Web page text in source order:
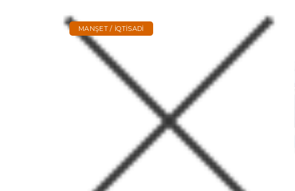
MANŞET / İQTISADI